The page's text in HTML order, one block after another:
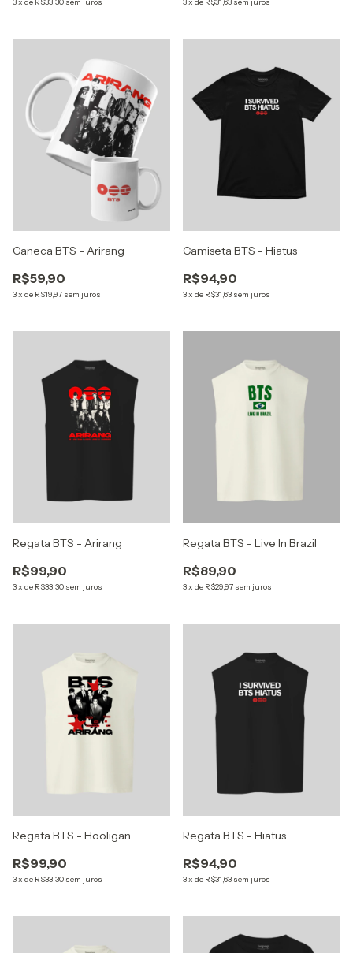
Caneca BTS - Arirang
R$59,90
3x de R$19,97 sem juros
Camiseta BTS - Hiatus
R$94,90
3x de R$31,63 sem juros
Regata BTS - Arirang
R$99,90
3x de R$33,30 sem juros
Regata BTS - Live In Brazil
R$89,90
3x de R$29,97 sem juros
Regata BTS - Hooligan
R$99,90
3x de R$33,30 sem juros
Regata BTS - Hiatus
R$94,90
3x de R$31,63 sem juros